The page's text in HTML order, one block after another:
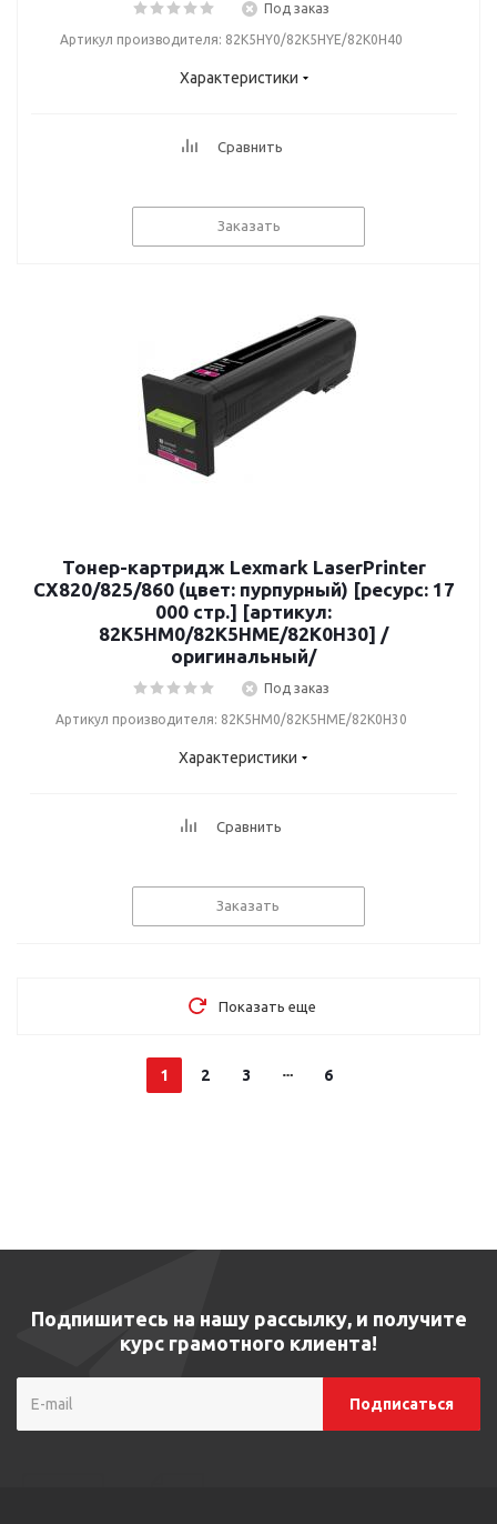
Под заказ
Артикул производителя: 82K5HY0/82K5HYE/82K0H40
Характеристики
Сравнить
Заказать
Тонер-картридж Lexmark LaserPrinter
CX820/825/860 (цвет: пурпурный) [ресурс: 17
000 стр.] [артикул:
82K5HM0/82K5HME/82K0H30] /
оригинальный/
Под заказ
Артикул производителя: 82K5HM0/82K5HME/82K0H30
Характеристики
Сравнить
Заказать
Показать еще
1 2 3 6
Подпишитесь на нашу рассылку, и получите
курс грамотного клиента!